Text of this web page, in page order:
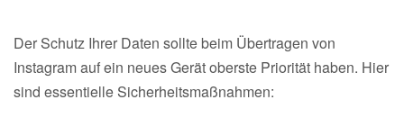
Der Schutz Ihrer Daten sollte beim Übertragen von
Instagram auf ein neues Gerät oberste Priorität haben. Hier
sind essentielle Sicherheitsmaßnahmen: